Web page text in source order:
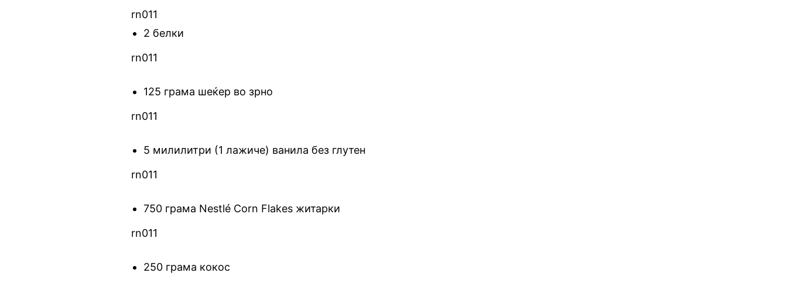
rn011
2 белки
rn011
125 грама шеќер во зрно
rn011
5 милилитри (1 лажиче) ванила без глутен
rn011
750 грама Nestlé Corn Flakes житарки
rn011
250 грама кокос